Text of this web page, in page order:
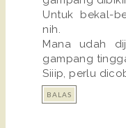
Untuk bekal-
nih.
Mana udah
gampang
Siiip, perlu
BALAS